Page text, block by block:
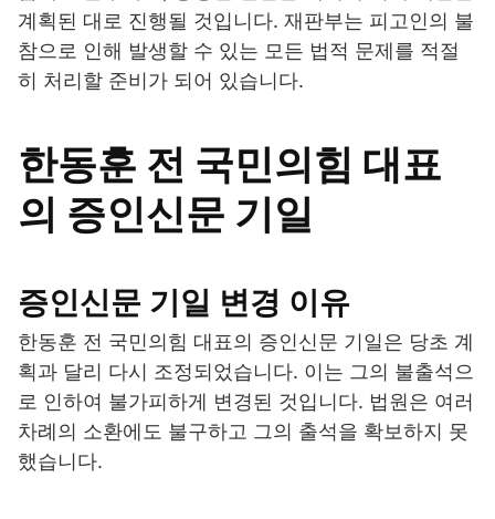
계획된 대로 진행될 것입니다. 재판부는 피고인의 불
참으로 인해 발생할 수 있는 모든 법적 문제를 적절
히 처리할 준비가 되어 있습니다.
한동훈 전 국민의힘 대표
의 증인신문 기일
증인신문 기일 변경 이유
한동훈 전 국민의힘 대표의 증인신문 기일은 당초 계
획과 달리 다시 조정되었습니다. 이는 그의 불출석으
로 인하여 불가피하게 변경된 것입니다. 법원은 여러
차례의 소환에도 불구하고 그의 출석을 확보하지 못
했습니다.